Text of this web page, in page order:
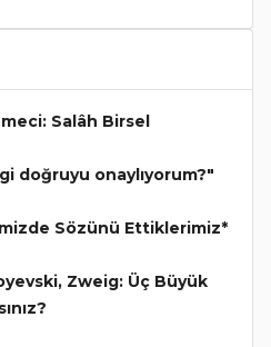
Salâh Birsel
doğruyu onaylıyorum?"
Sözünü Ettiklerimiz*
Zweig: Üç Büyük